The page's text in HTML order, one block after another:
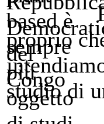
proprio
studio di